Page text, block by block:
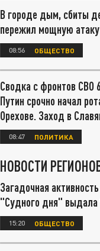
В городе дым, сбиты
пережил мощную атаку
08:56 ОБЩЕСТВО
Сводка с фронтов СВО
Путин срочно начал
Орехове. Заход в
08:47 ПОЛИТИКА
НОВОСТИ
Загадочная
"Судного дня"
15:20 ОБЩЕСТВО